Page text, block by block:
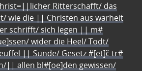
Ritterschafft/ das
wie die || Christen aus warheit
schrifft/ sich legen || m#
wider die Heel/ Todt/
|| Sünde/ Gesetz #[et]c̃ tr#
|| allen bl#[oe]den gewissen/